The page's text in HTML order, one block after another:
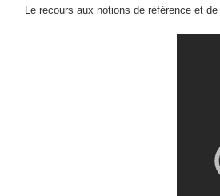
Le recours aux notions de référence et